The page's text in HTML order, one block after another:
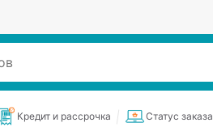
Кредит и рассрочка Статус заказа